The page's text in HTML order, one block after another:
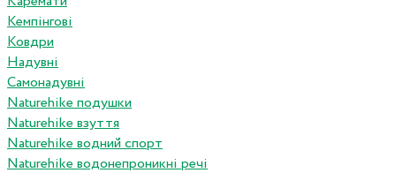
Кемпінгові
Ковдри
Надувні
Самонадувні
Naturehike подушки
Naturehike взуття
Naturehike водний спорт
Naturehike водонепроникні речі